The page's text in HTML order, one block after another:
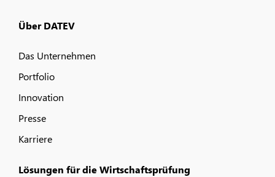
Über DATEV
Das Unternehmen
Portfolio
Innovation
Presse
Karriere
Lösungen für die Wirtschaftsprüfung